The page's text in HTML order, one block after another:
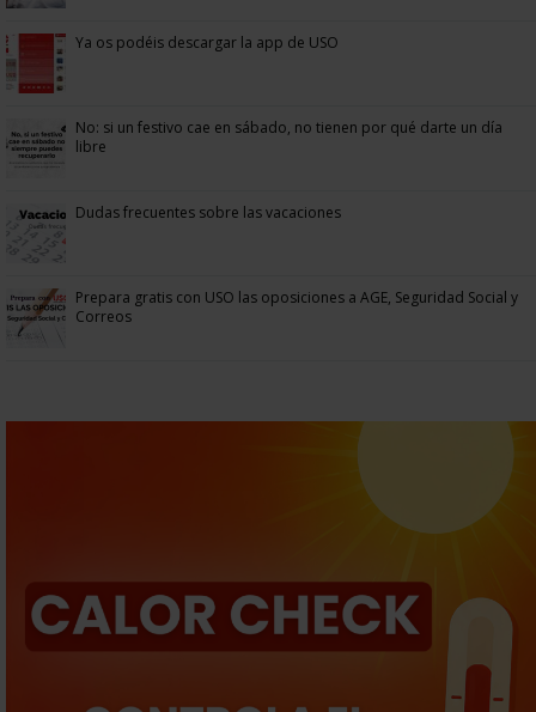
Ya os podéis descargar la app de USO
No: si un festivo cae en sábado, no tienen por qué darte un día
libre
Dudas frecuentes sobre las vacaciones
Prepara gratis con USO las oposiciones a AGE, Seguridad Social y
Correos